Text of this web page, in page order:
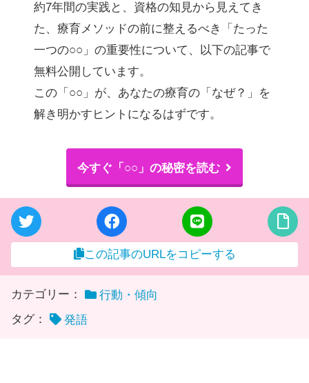
約7年間の実践と、資格の知見から見えてき
た、療育メソッドの前に整えるべき「たった
一つの○○」の重要性について、以下の記事で
無料公開しています。
この「○○」が、あなたの療育の「なぜ？」を
解き明かすヒントになるはずです。
今すぐ「○○」の秘密を読む
この記事のURLをコピーする
カテゴリー：
行動・傾向
タグ：
発語